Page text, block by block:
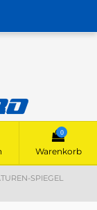
0
Warenkorb
SPIEGEL